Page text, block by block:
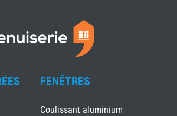
FENÊTRES
Coulissant aluminium